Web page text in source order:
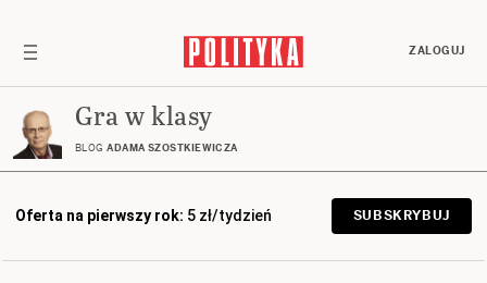
ZALOGUJ
Gra w klasy
BLOG ADAMA SZOSTKIEWICZA
Oferta na pierwszy rok: 5 zł/tydzień SUBSKRYBUJ